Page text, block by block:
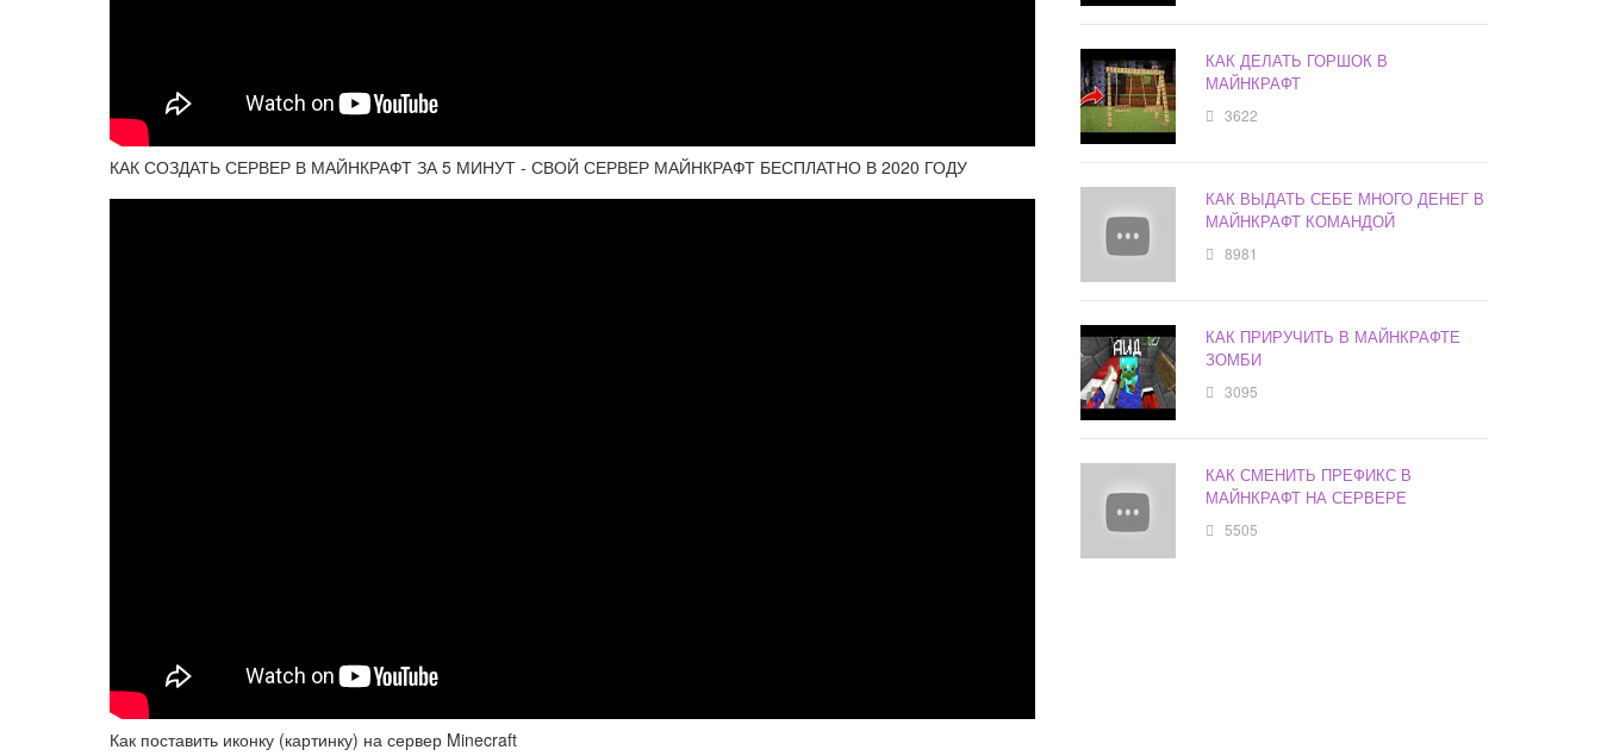
КАК СОЗДАТЬ СЕРВЕР В МАЙНКРАФТ ЗА 5 МИНУТ - СВОЙ СЕРВЕР МАЙНКРАФТ БЕСПЛАТНО В 2020 ГОДУ
Как поставить иконку (картинку) на сервер Minecraft
КАК ДЕЛАТЬ ГОРШОК В
МАЙНКРАФТ
3622
КАК ВЫДАТЬ СЕБЕ МНОГО ДЕНЕГ В
МАЙНКРАФТ КОМАНДОЙ
8981
КАК ПРИРУЧИТЬ В МАЙНКРАФТЕ
ЗОМБИ
3095
КАК СМЕНИТЬ ПРЕФИКС В
МАЙНКРАФТ НА СЕРВЕРЕ
5505